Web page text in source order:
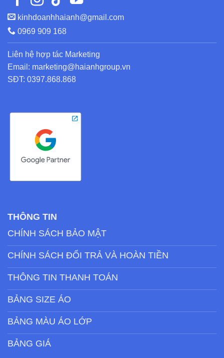
kinhdoanhhaianh@gmail.com
0969 909 168
Liên hệ hợp tác Marketing
Email: marketing@haianhgroup.vn
SĐT: 0397.868.868
THÔNG TIN
CHÍNH SÁCH BẢO MẬT
CHÍNH SÁCH ĐỔI TRẢ VÀ HOÀN TIỀN
THÔNG TIN THANH TOÁN
BẢNG SIZE ÁO
BẢNG MÀU ÁO LỚP
BẢNG GIÁ